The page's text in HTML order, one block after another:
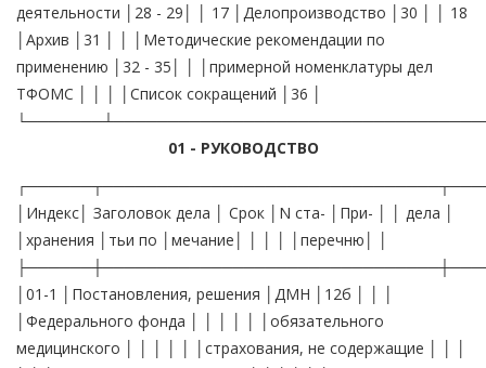
деятельности │28 - 29│ │ 17 │Делопроизводство │30 │ │ 18
│Архив │31 │ │ │Методические рекомендации по
применению │32 - 35│ │ │примерной номенклатуры дел
ТФОМС │ │ │ │Список сокращений │36 │
01 - РУКОВОДСТВО
┌──────┬───────────────────────────────┬─────────┬───────┬───────┐ │Индекс│ Заголовок дела │ Срок │N ста- │При- │ │ дела │ │хранения │тьи по │мечание│ │ │ │ │перечню│ │ ├──────┼───────────────────────────────┼─────────┼───────┼───────┤ │01-1 │Постановления, решения │ДМН │12б │ │ │ │Федерального фонда │ │ │ │ │ │обязательного медицинского │ │ │ │ │ │страхования, не содержащие │ │ │ │ │ │сведений о деятельности │ │ │ │ │ │данного территориального │ │ │ │ │ │фонда (копии) │ │ │ │ ├──────┼───────────────────────────────┼─────────┼───────┼───────┤ │01-2 │Постановления, решения │постоянно│12б │ │ │ │Федерального фонда │ │ │ │ │ │обязательного медицинского │ │ │ │ │ │страхования, содержащие │ │ │ │ │ │сведения о деятельности │ │ │ │ │ │данного территориального │ │ │ │ │ │фонда (копии) │ │ │ │ ├──────┼───────────────────────────────┼─────────┼───────┼───────┤ │01-3 │Инструкции, методуказания, │ДЗН │21б │ │ │ │рекомендации Федерального фонда│ │ │ │ │ │обязательного медицинского │ │ │ │ │ │страхования (копии) │ │ │ │ ├──────┼───────────────────────────────┼─────────┼───────┼───────┤ │01-4 │Акты законодательного органа │ДМН │5б │ │ │ │субъекта Российской Федерации │ │ │ │ │ │(копии) │ │ │ │ ├──────┼───────────────────────────────┼─────────┼───────┼───────┤ │01-5 │Постановления и другие │ДМН │5б │ │ │ │распорядительные документы │ │ │ │ │ │органа исполнительной власти │ │ │ │ │ │субъекта Российской Федерации │ │ │ │ │ │(копии) │ │ │ │ ├──────┼───────────────────────────────┼─────────┼───────┼───────┤ │01-6 │Приказы, распоряжения, │ДМН │5б │ │ │ │указания органа управления │ │ │ │ │ │здравоохранением субъекта │ │ │ │ │ │Российской Федерации (копии) │ │ │ │ ├──────┼───────────────────────────────┼─────────┼───────┼───────┤ │01-7 │Положения о территориальном │постоянно│37а │ │ │ │фонде обязательного │ │ │ │ │ │медицинского страхования, │ │ │ │ │ │об его филиалах, отделениях, │ │ │ │ │ │уполномоченных фонда │ │ │ │ ├──────┼───────────────────────────────┼─────────┼───────┼───────┤ │01-8 │Инструкции о правах и │3 года │56 │после │ │ │обязанностях должностных лиц │ │ │замены │ │ │территориального фонда │ │ │новыми │ │ │обязательного медицинского │ │ │ │ │ │страхования, филиалов, │ │ │ │ │ │отделений, уполномоченных фонда│ │ │ │ ├──────┼───────────────────────────────┼─────────┼───────┼───────┤ │01-9 │Протоколы заседаний правления │постоянно│12а │ │ │ │ТФОМС, документы к ним │ │ │ │ │ │(доклады, справки) │ │ │ │ ├──────┼───────────────────────────────┼─────────┼───────┼───────┤ │01-10 │Решения исполнительной │постоянно│12а │ │ │ │дирекции, правления ТФОМС │ │ │ │ ├──────┼───────────────────────────────┼─────────┼───────┼───────┤ │01-11 │Приказы (распоряжения) │постоянно│19а │ │ │ │исполнительного директора ТФОМС│ │ │ │ │ │по основной деятельности │ │ │ │ ├──────┼───────────────────────────────┼─────────┼───────┼───────┤ │01-12 │Приказы (распоряжения) │5 лет │19г │ │ │ │исполнительного директора │ │ │ │ │ │ТФОМС по административно- │ │ │ │ │ │хозяйственным вопросам │ │ │ │ ├──────┼───────────────────────────────┼─────────┼───────┼───────┤ │01-13 │Инструкции и методические │постоянно│21а │ │ │ │разработки ТФОМС │ │ │ │ ├──────┼───────────────────────────────┼─────────┼───────┼───────┤ │01-14 │Протоколы заседаний │постоянно│18а │ │ │ │координационного совета │ │ │ │ │ │по здравоохранению при ТФОМС │ │ │ │ ├──────┼───────────────────────────────┼─────────┼───────┼───────┤ │01-15 │Протоколы заседаний Совета │постоянно│18а │ │ │ │директоров, документы к ним │ │ │ │ │ │(доклады, справки) │ │ │ │ ├──────┼───────────────────────────────┼─────────┼───────┼───────┤ │01-16 │Доклады, докладные записки, │постоянно│50 │ │ │ │справки, обзоры по основной │ │ │ │ │ │деятельности фонда, │ │ │ │ │ │представленные в ФФОМС, │ │ │ │ │ │орган исполнительной власти │ │ │ │ │ │субъекта Российской Федерации │ │ │ │ ├──────┼───────────────────────────────┼─────────┼───────┼───────┤ │01-17 │Акты, справки по итогам │постоянно│27а │ │ │ │обследований и проверок │ │ │ │ │ │основной деятельности ТФОМС, │ │ │ │ │ │филиалов, отделений, │ │ │ │ │ │уполномоченных │ │ │ │ ├──────┼───────────────────────────────┼─────────┼───────┼───────┤ │01-18 │Докладные записки,